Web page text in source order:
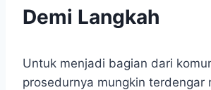
Demi Langkah
Untuk menjadi bagian dari
prosedurnya mungkin terdengar